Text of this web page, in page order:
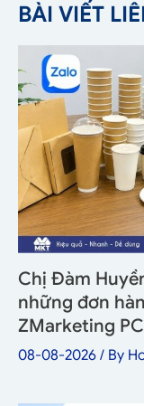
BÀI VIẾT
Chị Đàm
những đơn
ZMarketing PC
08-08-2026 / By